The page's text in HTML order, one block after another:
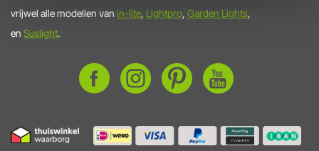
vrijwel alle modellen van in-lite, Lightpro, Garden Lights,
en Suslight.